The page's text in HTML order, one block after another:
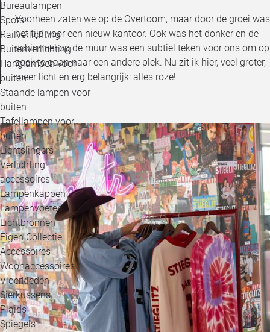
Bureaulampen
Spots
Railverlichting
Buitenverlichting
Hanglampen voor
buiten
Staande lampen voor
buiten
Tafellampen voor
buiten
Lichtslingers
Verlichting
accessoires
Lampenkappen
Lampenvoeten
Lichtbronnen
Eigen Collectie
Accessoires
Woonaccessoires
Vloerkleden
Sierkussens
Plaids
Spiegels
Voorheen zaten we op de Overtoom, maar door de groei was
het tijd voor een nieuw kantoor. Ook was het donker en de
schimmel op de muur was een subtiel teken voor ons om op
zoek te gaan naar een andere plek. Nu zit ik hier, veel groter,
meer licht en erg belangrijk; alles roze!